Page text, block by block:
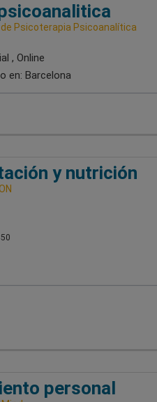
de Psicoterapia Psicoanalítica
, Online
en: Barcelona
y nutrición
personal